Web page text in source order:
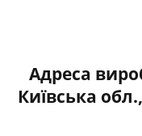
Адреса
Київська